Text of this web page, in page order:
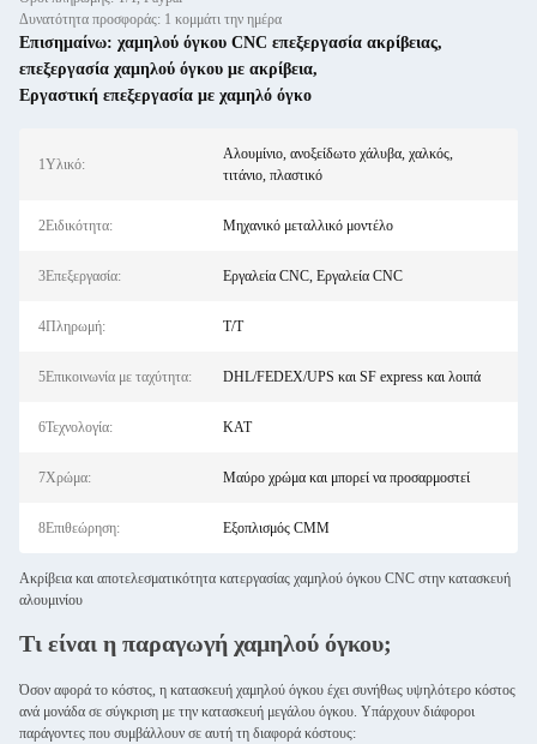
Δυνατότητα προσφοράς: 1 κομμάτι την ημέρα
Επισημαίνω: χαμηλού όγκου CNC επεξεργασία ακρίβειας,
επεξεργασία χαμηλού όγκου με ακρίβεια,
Εργαστική επεξεργασία με χαμηλό όγκο
1Υλικό:
Αλουμίνιο, ανοξείδωτο χάλυβα, χαλκός,
τιτάνιο, πλαστικό
2Ειδικότητα: Μηχανικό μεταλλικό μοντέλο
3Επεξεργασία: Εργαλεία CNC, Εργαλεία CNC
4Πληρωμή: Τ/Τ
5Επικοινωνία με ταχύτητα: DHL/FEDEX/UPS και SF express και λοιπά
6Τεχνολογία: ΚΑΤ
7Χρώμα: Μαύρο χρώμα και μπορεί να προσαρμοστεί
8Επιθεώρηση: Εξοπλισμός CMM
Ακρίβεια και αποτελεσματικότητα κατεργασίας χαμηλού όγκου CNC στην κατασκευή
αλουμινίου
Τι είναι η παραγωγή χαμηλού όγκου;
Όσον αφορά το κόστος, η κατασκευή χαμηλού όγκου έχει συνήθως υψηλότερο κόστος
ανά μονάδα σε σύγκριση με την κατασκευή μεγάλου όγκου. Υπάρχουν διάφοροι
παράγοντες που συμβάλλουν σε αυτή τη διαφορά κόστους: